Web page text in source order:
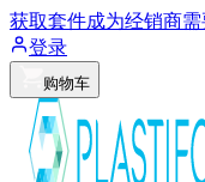
获取套件成为经销商需
登录
购物车